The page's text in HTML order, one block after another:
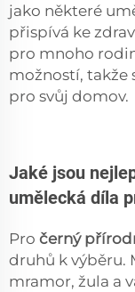
jako některé
přispívá ke
pro mnoho
možností, takže
pro svůj domov.
Jaké jsou
umělecká díla
Pro černý
druhů k výběru.
mramor, žula a